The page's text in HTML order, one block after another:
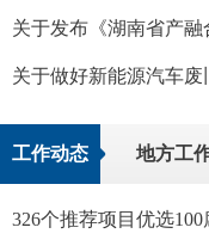
工作动态 地方工